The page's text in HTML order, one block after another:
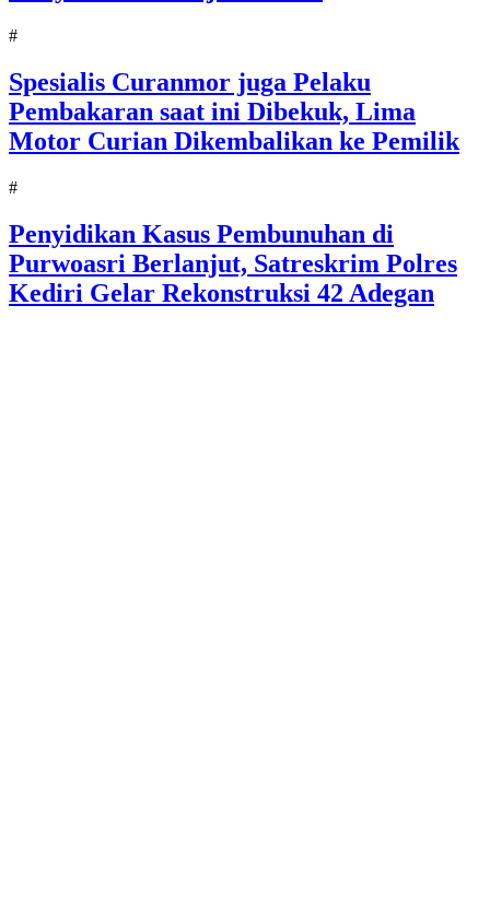
#
Spesialis Curanmor juga Pelaku
Pembakaran saat ini Dibekuk, Lima
Motor Curian Dikembalikan ke Pemilik
#
Penyidikan Kasus Pembunuhan di
Purwoasri Berlanjut, Satreskrim Polres
Kediri Gelar Rekonstruksi 42 Adegan